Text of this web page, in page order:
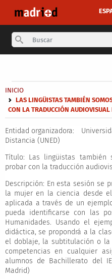
Breadcrumb
INICIO
LAS LINGÜISTAS TAMBIÉN
CON LA TRADUCCIÓN AUDIOVISUAL
Entidad organizadora:
Distancia (UNED)
Título: Las lingüistas también
probar con la traducción
Descripción: En esta sesión se
la mujer en la ciencia desde
aplicada a través de un
pueda identificarse con las
Humanidades. Usando el
didáctica, se propondrá a la
el doblaje, la subtitulación o
competencias en cualquier
alumnos de Bachillerato del
Madrid)